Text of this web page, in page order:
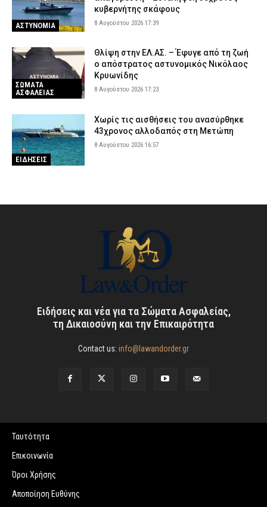
ΑΣΤΥΝΟΜΙΑ
κυβερνήτης σκάφους
8 Αυγούστου 2026 17:39
ΣΩΜΑΤΑ
ΑΣΦΑΛΕΙΑΣ
Θλίψη στην ΕΛ.ΑΣ. – Έφυγε από τη ζωή
ο απόστρατος αστυνομικός Νικόλαος
Κρυωνίδης
8 Αυγούστου 2026 17:23
ΕΙΔΗΣΕΙΣ
Χωρίς τις αισθήσεις του ανασύρθηκε
43χρονος αλλοδαπός στη Μετώπη
8 Αυγούστου 2026 16:57
Ειδήσεις και νέα για τα Σώματα Ασφαλείας,
τη Δικαιοσύνη και την Επικαιρότητα
Contact us: info@lawandorder.gr
Ταυτότητα
Επικοινωνία
Όροι Χρήσης
Αποποίηση Ευθύνης